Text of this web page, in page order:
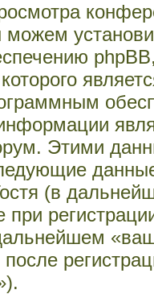
можем
Этими
(в
при